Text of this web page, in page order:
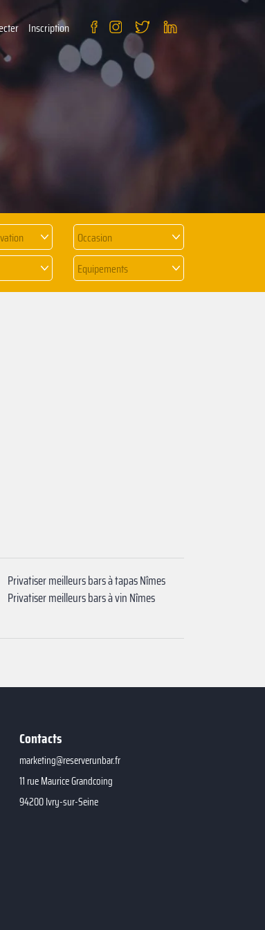
Inscription
Occasion
Equipements
Privatiser meilleurs bars à tapas Nîmes
Privatiser meilleurs bars à vin Nîmes
Contacts
marketing@reserverunbar.fr
11 rue Maurice Grandcoing
94200 Ivry-sur-Seine